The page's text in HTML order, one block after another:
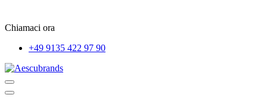
Chiamaci ora
+49 9135 422 97 90